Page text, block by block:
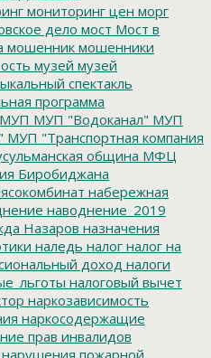
мониторинг цен морг
дело мост Мост в
мошенник мошенники
музей музей
спектакль
программа
МУП МУП "Водоканал" МУП
МУП "Транспортная компания
община МФЦ
Биробиджана
набережная
наводнение_2019
Назаров назначения
наледь налог налог на
доход налоги
налоговый вычет
наркозависимость
наркосодержащие
прав инвалидов
нарушения пожарной